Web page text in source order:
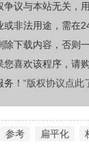
争议与本站无关，
或非法用途，需在
除下载内容，否则
您喜欢该程序，请
！ “版权协议点此
参考 扁平化